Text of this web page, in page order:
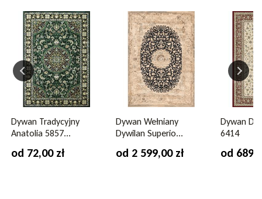
160 cm
200 cm
240 cm
Skład runa polipropylen heatset
Gęstość runa 1000000 pkt./m2
Waga runa 2950 g/m2
Możliwość zwrotu tak
Dywan Tradycyjny
Anatolia 5857...
od 72,00 zł
Dywan Wełniany
Dywilan Superio...
od 2 599,00 zł
Dywan Da
6414
od